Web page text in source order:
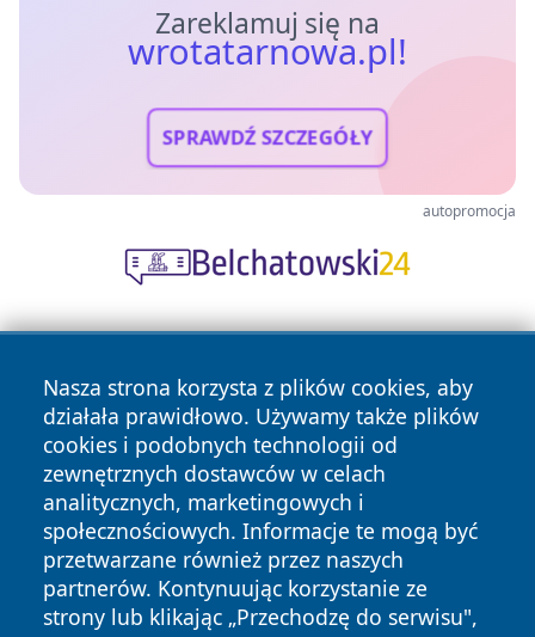
Zareklamuj się na
wrotatarnowa.pl!
SPRAWDŹ SZCZEGÓŁY
autopromocja
Nasza strona korzysta z plików cookies, aby
działała prawidłowo. Używamy także plików
cookies i podobnych technologii od
zewnętrznych dostawców w celach
analitycznych, marketingowych i
społecznościowych. Informacje te mogą być
przetwarzane również przez naszych
partnerów. Kontynuując korzystanie ze
strony lub klikając „Przechodzę do serwisu",
Copyright © 2026 wrotatarnowa.pl Wszystkie prawa
zastrzeżone.
News Autorzy
Polityka
Prywatności
Polityka
Cookies